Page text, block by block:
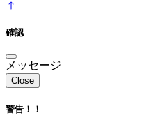
確認
メッセージ
Close
警告！！